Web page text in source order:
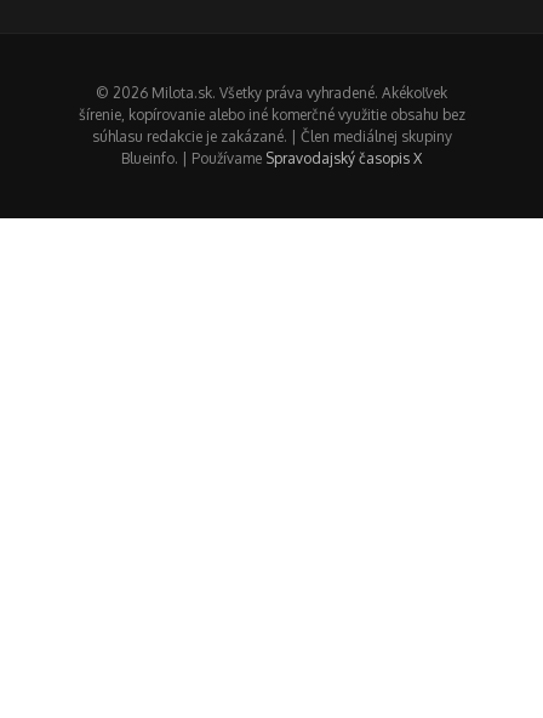
© 2026 Milota.sk. Všetky práva vyhradené. Akékoľvek
šírenie, kopírovanie alebo iné komerčné využitie obsahu bez
súhlasu redakcie je zakázané. | Člen mediálnej skupiny
Blueinfo. | Používame Spravodajský časopis X